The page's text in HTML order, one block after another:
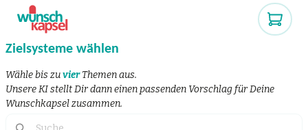
Zielsysteme wählen
Wähle bis zuvierThemen aus.
Unsere KI stellt Dir dann einen passenden Vorschlag für Deine
Wunschkapsel zusammen.